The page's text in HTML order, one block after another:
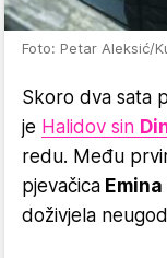
Foto: Petar Aleksić/
Skoro dva sata
je Halidov sin
redu. Među
pjevačica
doživjela